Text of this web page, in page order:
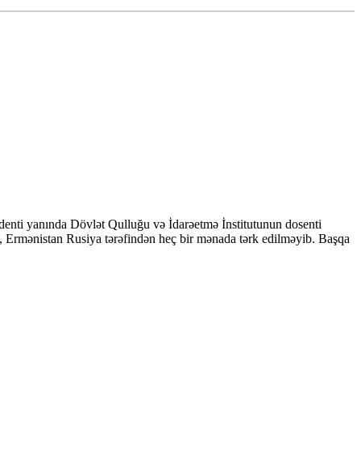
yanında Dövlət Qulluğu və İdarəetmə İnstitutunun dosenti
Rusiya tərəfindən heç bir mənada tərk edilməyib. Başqa